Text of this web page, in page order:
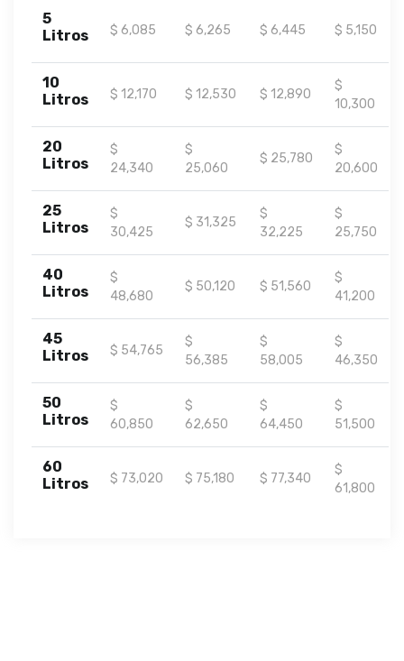
5
Litros
$ 6,085 $ 6,265 $ 6,445 $ 5,150
10
Litros
$ 12,170 $ 12,530 $ 12,890
$
10,300
20
Litros
$
24,340
$
25,060
$ 25,780
$
20,600
25
Litros
$
30,425
$ 31,325
$
32,225
$
25,750
40
Litros
$
48,680
$ 50,120 $ 51,560
$
41,200
45
Litros
$ 54,765
$
56,385
$
58,005
$
46,350
50
Litros
$
60,850
$
62,650
$
64,450
$
51,500
60
Litros
$ 73,020 $ 75,180 $ 77,340
$
61,800